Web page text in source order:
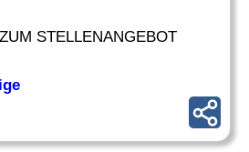
STELLENANGEBOT